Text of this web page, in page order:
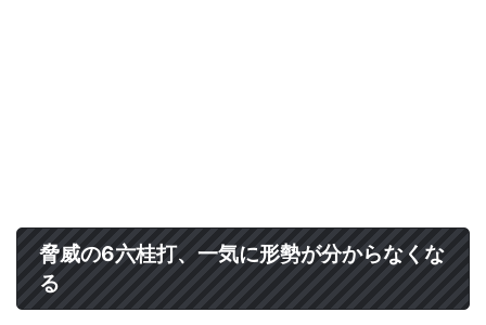
脅威の6六桂打、一気に形勢が分からなくな
る